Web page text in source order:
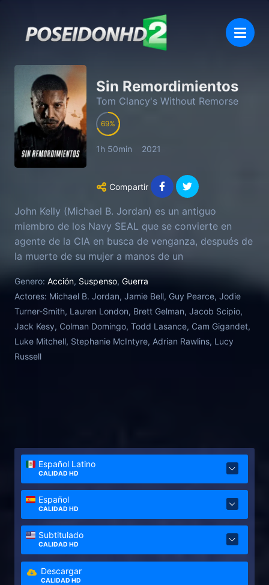
Sin Remordimientos
Tom Clancy's Without Remorse
69
1h 50min 2021
Compartir
John Kelly (Michael B. Jordan) es un antiguo
miembro de los Navy SEAL que se convierte en
agente de la CIA en busca de venganza, después de
la muerte de su mujer a manos de un
entonces en una arriesgada operación en la que
recibirá un nuevo nombre: John Clark. Esta historia
de origen de John Clark, uno de los personajes
recurrentes en el universo de Jack Ryan, está
basada en la novela Sin remordimiento (1993) de
Tom Clancy. Este filme está dirigido por Stefano
Genero: Acción, Suspenso, Guerra
Actores: Michael B. Jordan, Jamie Bell, Guy Pearce, Jodie
Turner-Smith, Lauren London, Brett Gelman, Jacob Scipio,
Jack Kesy, Colman Domingo, Todd Lasance, Cam Gigandet,
Luke Mitchell, Stephanie McIntyre, Adrian Rawlins, Lucy
Russell
Español Latino
CALIDAD HD
Español
CALIDAD HD
Subtitulado
CALIDAD HD
Descargar
CALIDAD HD